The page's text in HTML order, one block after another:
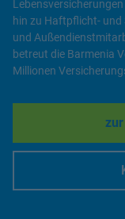
hin zu Haftpflicht- und
und
betreut die Barmenia
Millionen